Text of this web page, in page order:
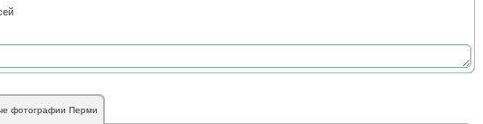
фотографии Перми